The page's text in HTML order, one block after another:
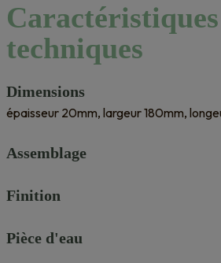
Caractéristiques
techniques
Dimensions
épaisseur 20mm, largeur 180mm,
Assemblage
Finition
Pièce d'eau